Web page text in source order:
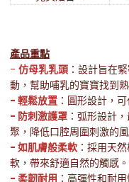
產品重點
- 仿母乳乳頭 ：設計旨在
動，幫助哺乳的寶寶找到
- 輕鬆放置 ：圓形設計，
- 防刺激護罩 ：弧形設計
聚，降低口腔周圍刺激的
- 如肌膚般柔軟 ：採用天
軟，帶來舒適自然的觸感。
- 柔韌耐用 ：高彈性和耐